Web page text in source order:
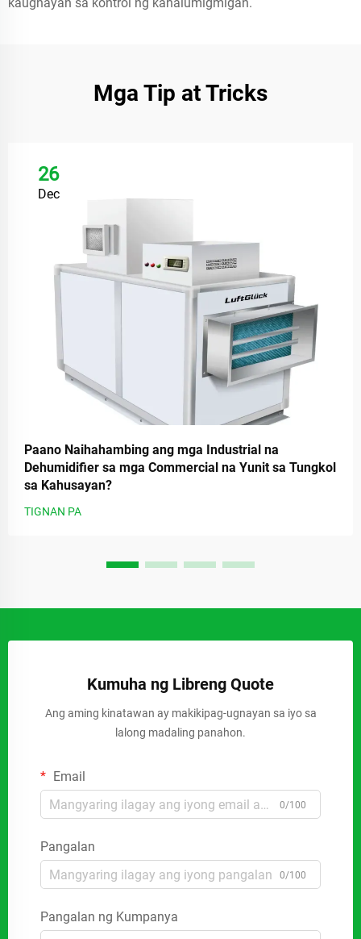
Mga Tip at Tricks
26
Dec
Paano Naihahambing ang mga Industrial na
Dehumidifier sa mga Commercial na Yunit sa Tungkol
sa Kahusayan?
TIGNAN PA
Kumuha ng Libreng Quote
Ang aming kinatawan ay makikipag-ugnayan sa iyo sa
lalong madaling panahon.
Email
0/100
Pangalan
0/100
Pangalan ng Kumpanya